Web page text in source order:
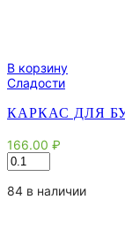
В корзину
Сладости
КАРКАС ДЛЯ
166.00 ₽
Количество
товара
Каркас
84 в наличии